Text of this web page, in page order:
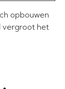
opbouwen
vergroot het